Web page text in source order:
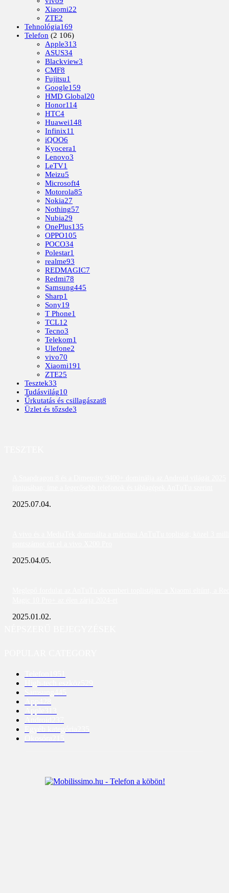
Xiaomi22
ZTE2
Tehnológia169
Telefon (2 106)
Apple313
ASUS34
Blackview3
CMF8
Fujitsu1
Google159
HMD Global20
Honor114
HTC4
Huawei148
Infinix11
iQOO6
Kyocera1
Lenovo3
LeTV1
Meizu5
Microsoft4
Motorola85
Nokia27
Nothing57
Nubia29
OnePlus135
OPPO105
POCO34
Polestar1
realme93
REDMAGIC7
Redmi78
Samsung445
Sharp1
Sony19
T Phone1
TCL12
Tecno3
Telekom1
Ulefone2
vivo70
Xiaomi191
ZTE25
Tesztek33
Tudásvilág10
Űrkutatás és csillagászat8
Üzlet és tőzsde3
2025.07.04.
2025.04.05.
2025.01.02.